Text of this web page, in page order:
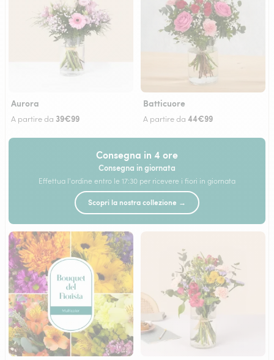
Aurora
A partire da 39€99
Batticuore
A partire da 44€99
Consegna in 4 ore
Consegna in giornata
Effettua l'ordine entro le 17:30 per ricevere i fiori in giornata
Scopri la nostra collezione →